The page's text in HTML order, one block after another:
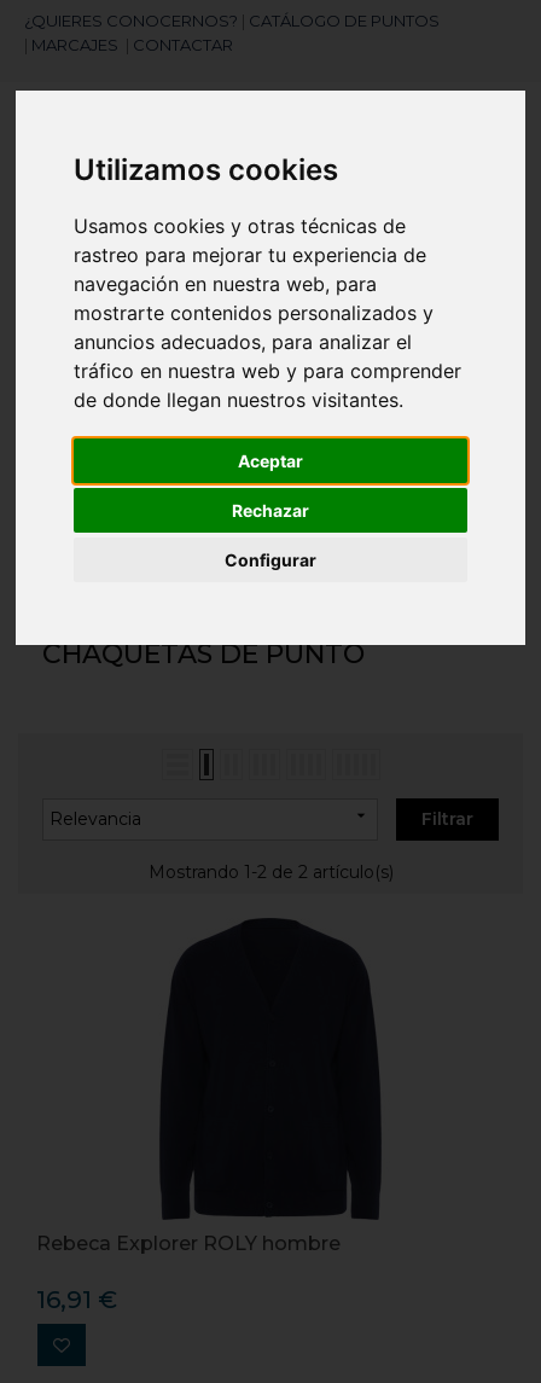
Utilizamos cookies
Usamos cookies y otras técnicas de
rastreo para mejorar tu experiencia de
navegación en nuestra web, para
mostrarte contenidos personalizados y
anuncios adecuados, para analizar el
tráfico en nuestra web y para comprender
de donde llegan nuestros visitantes.
Aceptar
Rechazar
Configurar
¿QUIERES CONOCERNOS?
CATÁLOGO DE PUNTOS
MARCAJES CONTACTAR
¿Necesitas ayuda?
945 121 003
Navegación
palanca
Chaquetas de Punto
CHAQUETAS DE PUNTO
Relevancia  Filtrar
Mostrando 1-2 de 2 artículo(s)
Rebeca Explorer ROLY hombre
16,91 €